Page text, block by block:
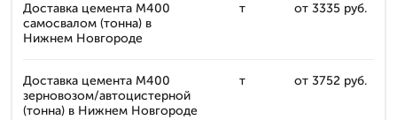
Доставка цемента М400
самосвалом (тонна) в
Нижнем Новгороде
т от 3335 руб.
Доставка цемента М400
зерновозом/автоцистерной
(тонна) в Нижнем Новгороде
т от 3752 руб.